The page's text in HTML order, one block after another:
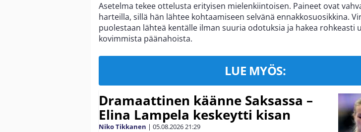
Asetelma tekee ottelusta erityisen mielenkiintoisen. Paineet ovat
harteilla, sillä hän lähtee kohtaamiseen selvänä ennakkosuosikkina.
puolestaan lähteä kentälle ilman suuria odotuksia ja hakea rohkeasti
kovimmista päänahoista.
LUE MYÖS:
Dramaattinen käänne Saksassa –
Elina Lampela keskeytti kisan
Niko Tikkanen | 05.08.202621:29